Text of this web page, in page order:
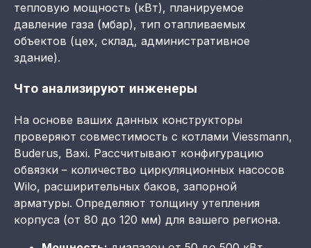
тепловую мощность (кВт), планируемое
давление газа (мбар), тип отапливаемых
объектов (цех, склад, административное
здание).
Что анализируют инженеры
На основе ваших данных конструкторы
проверяют совместимость с котлами Viessmann,
Buderus, Baxi. Рассчитывают конфигурацию
обвязки – количество циркуляционных насосов
Wilo, расширительных баков, запорной
арматуры. Определяют толщину утепления
корпуса (от 80 до 120 мм) для вашего региона.